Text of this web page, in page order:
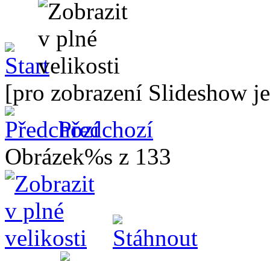
[pro zobrazení Slideshow
Předchozí
Obrázek%s z 133